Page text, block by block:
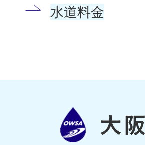
水道料金